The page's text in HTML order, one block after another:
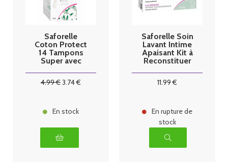
Saforelle
Coton Protect
14 Tampons
Super avec
4.99€3.74€
En stock
Saforelle Soin
Lavant Intime
Apaisant Kit à
Reconstituer
11.99 €
En rupture de
stock